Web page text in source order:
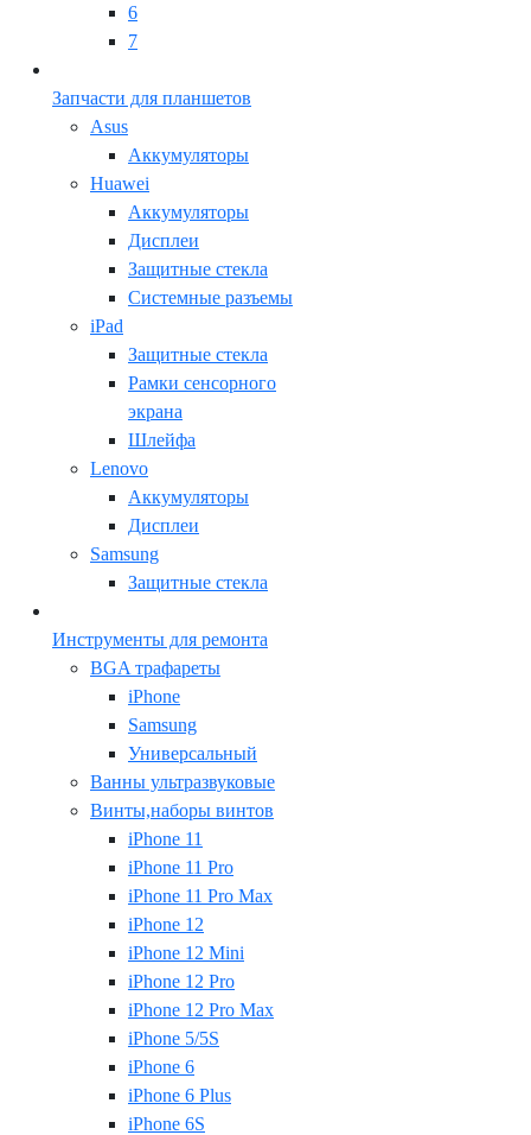
6
7
Запчасти для планшетов
Asus
Аккумуляторы
Huawei
Аккумуляторы
Дисплеи
Защитные стекла
Системные разъемы
iPad
Защитные стекла
Рамки сенсорного
экрана
Шлейфа
Lenovo
Аккумуляторы
Дисплеи
Samsung
Защитные стекла
Инструменты для ремонта
BGA трафареты
iPhone
Samsung
Универсальный
Ванны ультразвуковые
Винты,наборы винтов
iPhone 11
iPhone 11 Pro
iPhone 11 Pro Max
iPhone 12
iPhone 12 Mini
iPhone 12 Pro
iPhone 12 Pro Max
iPhone 5/5S
iPhone 6
iPhone 6 Plus
iPhone 6S